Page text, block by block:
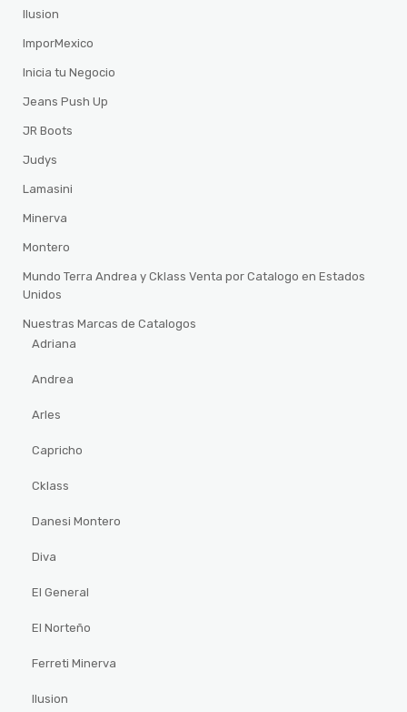
Ilusion
ImporMexico
Inicia tu Negocio
Jeans Push Up
JR Boots
Judys
Lamasini
Minerva
Montero
Mundo Terra Andrea y Cklass Venta por Catalogo en Estados
Unidos
Nuestras Marcas de Catalogos
Adriana
Andrea
Arles
Capricho
Cklass
Danesi Montero
Diva
El General
El Norteño
Ferreti Minerva
Ilusion